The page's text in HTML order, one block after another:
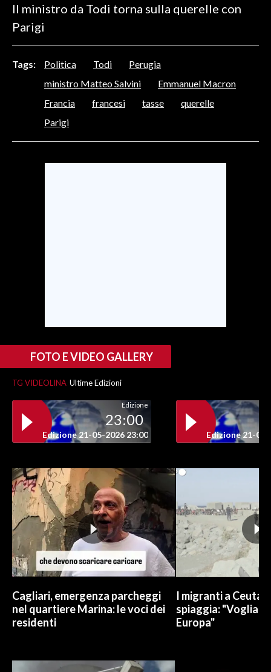
CALCIO REGIONALE
BASKET
MOTORI
ALTRI SPORT
SPETTACOLI
#CARAUNIONE
INSULARITÀ
INFO AZIENDE
ANNUNCI
NECROLOGI
PUBBLICITÀ
SPIAGGE
STORE
Il ministro da Todi torna sulla querelle con
Parigi
Tags: Politica Todi
Perugia
ministro Matteo Salvini
Emmanuel Macron
Francia
francesi tasse
querelle
Parigi
FOTO E VIDEO GALLERY
TG VIDEOLINA Ultime Edizioni
Edizione
23:00
Edizione 21-05-2026 23:00 Edizione 21-05-
Cagliari, emergenza parcheggi
nel quartiere Marina: le voci dei
residenti
I migranti a Ceuta
spiaggia:
Europa"